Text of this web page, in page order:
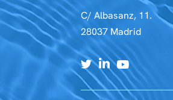
C/ Albasanz, 11.
28037 Madrid